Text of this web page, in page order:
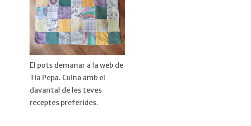
El pots demanar a la web de
Tia Pepa. Cuina amb el
davantal de les teves
receptes preferides.